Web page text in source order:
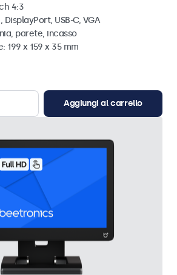
4:3
DisplayPort, USB-C, VGA
parete, incasso
199 x 159 x 35 mm
Aggiungi al carrello